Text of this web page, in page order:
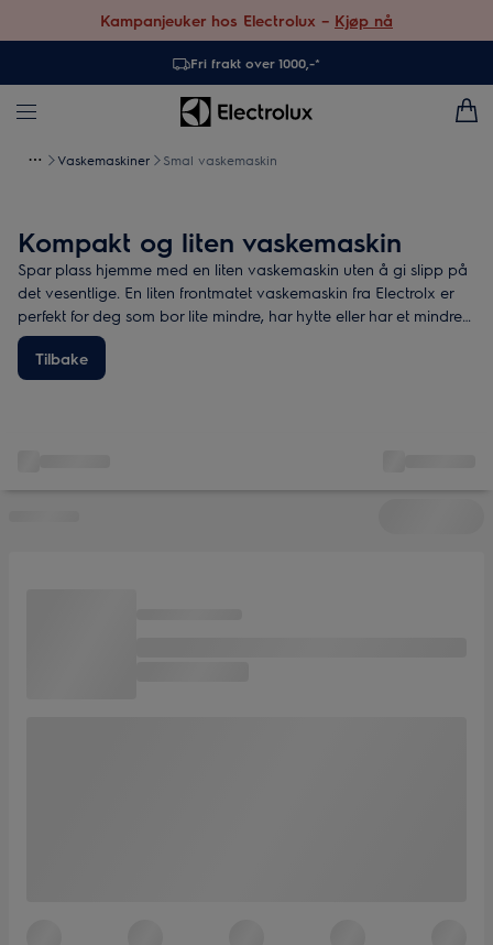
Kampanjeuker hos Electrolux – Kjøp nå
Fri frakt over 1000,-*
Vaskemaskiner Smal vaskemaskin
Kompakt og liten vaskemaskin
Spar plass hjemme med en liten vaskemaskin uten å gi slipp på
det vesentlige. En liten frontmatet vaskemaskin fra Electrolx er
perfekt for deg som bor lite mindre, har hytte eller har et mindre
vaskerom.
Tilbake